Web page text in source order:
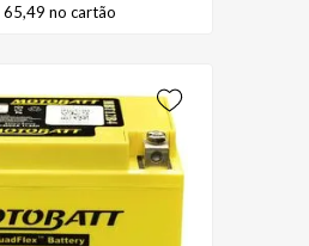
65,49 no cartão